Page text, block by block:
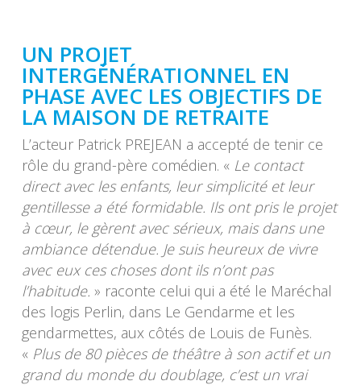
UN PROJET
INTERGÉNÉRATIONNEL EN
PHASE AVEC LES OBJECTIFS DE
LA MAISON DE RETRAITE
L’acteur Patrick PREJEAN a accepté de tenir ce
rôle du grand-père comédien. « Le contact
direct avec les enfants, leur simplicité et leur
gentillesse a été formidable. Ils ont pris le projet
à cœur, le gèrent avec sérieux, mais dans une
ambiance détendue. Je suis heureux de vivre
avec eux ces choses dont ils n’ont pas
l’habitude. » raconte celui qui a été le Maréchal
des logis Perlin, dans Le Gendarme et les
gendarmettes, aux côtés de Louis de Funès.
« Plus de 80 pièces de théâtre à son actif et un
grand du monde du doublage, c’est un vrai